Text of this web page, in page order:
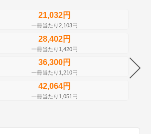
21,032円
一冊当たり2,103円
28,402円
一冊当たり1,420円
36,300円
一冊当たり1,210円
42,064円
一冊当たり1,051円